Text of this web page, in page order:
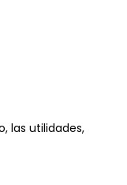
las utilidades,